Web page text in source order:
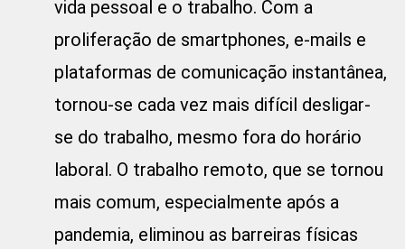
vida pessoal e o trabalho. Com a
proliferação de smartphones, e-mails e
plataformas de comunicação instantânea,
tornou-se cada vez mais difícil desligar-
se do trabalho, mesmo fora do horário
laboral. O trabalho remoto, que se tornou
mais comum, especialmente após a
pandemia, eliminou as barreiras físicas